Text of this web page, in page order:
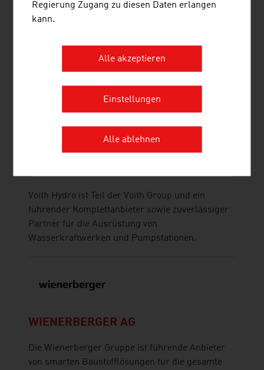
und Bildungsinstitution im natur- und
Forschung, hohe Ingenieurskompetenz und
interdisziplinäre Kooperation führen zu
internationaler Spitzenforschung und
anwendungsreifen Innovationen ...
Voith Hydro ist Teil der Voith Group und ein
führender Komplettanbieter sowie zuverlässiger
Partner für die Ausrüstung von
Wasserkraftwerken und Pumpstationen.
WIENERBERGER AG
Die Wienerberger Gruppe ist führende Anbieter
von smarten Baustofflösungen für die gesamte
Regierung Zugang zu diesen Daten erlangen
kann.
Alle akzeptieren
Einstellungen
Alle ablehnen